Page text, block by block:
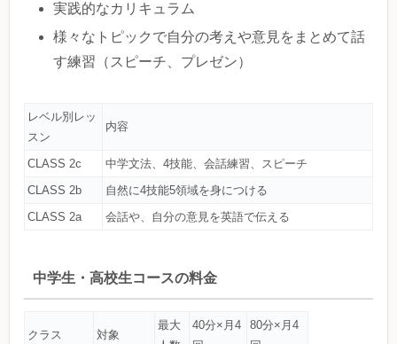
実践的なカリキュラム
様々なトピックで自分の考えや意見をまとめて話
す練習（スピーチ、プレゼン）
レベル別レッ
スン
内容
CLASS 2c
中学文法、4技能、会話練習、スピーチ
CLASS 2b
自然に4技能5領域を身につける
CLASS 2a
会話や、自分の意見を英語で伝える
中学生・高校生コースの料金
クラス 対象
最大
40分×月4
80分×月4